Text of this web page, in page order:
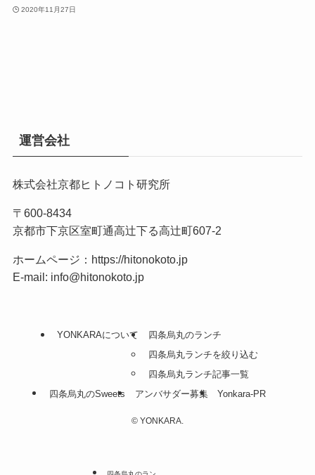
2020年11月27日
運営会社
株式会社京都ヒトノコト研究所
〒600-8434
京都市下京区室町通高辻下る高辻町607-2
ホームページ： https://hitonokoto.jp
E-mail: info@hitonokoto.jp
YONKARAについて
四条烏丸のランチ
四条烏丸ランチを絞り込む
四条烏丸ランチ記事一覧
四条烏丸のSweets
アンバサダー募集 Yonkara-PR
© YONKARA.